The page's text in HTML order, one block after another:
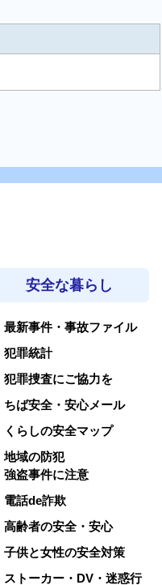
安全な暮らし
最新事件・事故ファイル
犯罪統計
犯罪捜査にご協力を
ちば安全・安心メール
くらしの安全マップ
地域の防犯
強盗事件に注意
電話de詐欺
高齢者の安全・安心
子供と女性の安全対策
ストーカー・DV・迷惑行